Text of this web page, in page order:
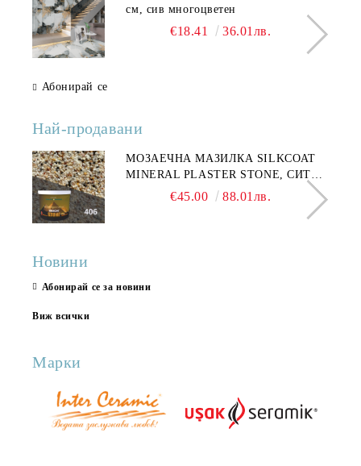
см, сив многоцветен
€18.41 36.01лв.
Абонирай се
Най-продавани
МОЗАЕЧНА МАЗИЛКА SILKCOAT
MINERAL PLASTER STONE, СИТЕН
КАМЪК 406 25КГ
€45.00 88.01лв.
Новини
Абонирай се за новини
Виж всички
Марки